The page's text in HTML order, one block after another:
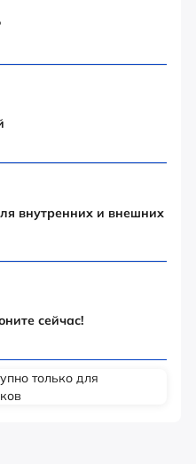
внутренних и внешних
сейчас!
только для